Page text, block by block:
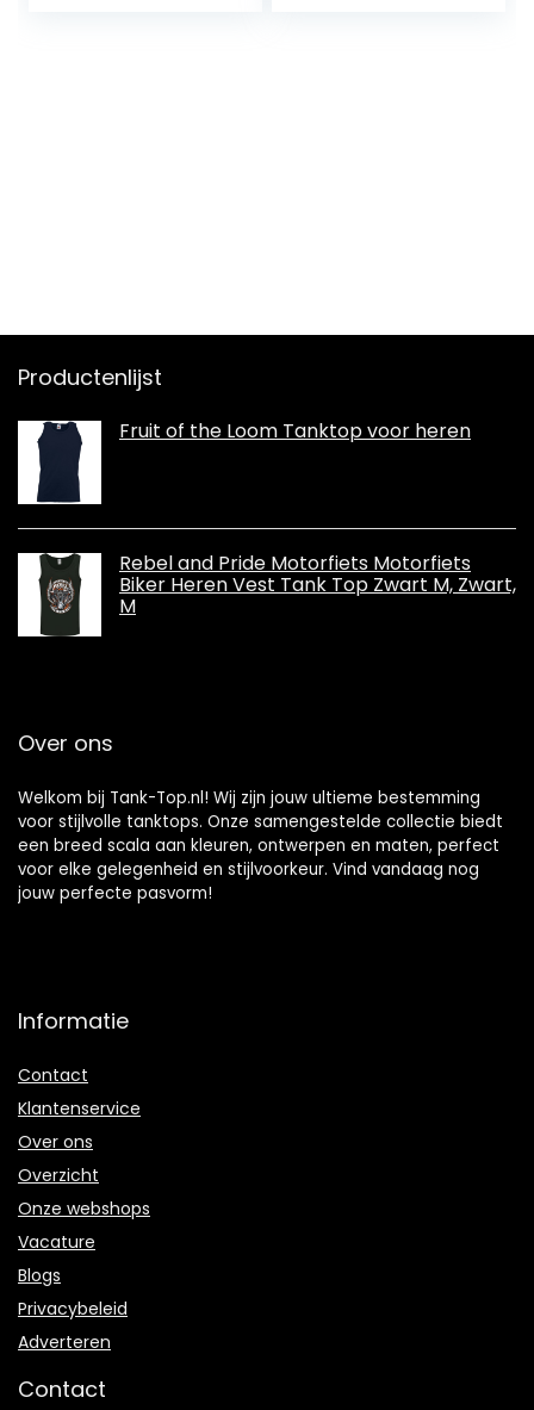
Productenlijst
Fruit of the Loom Tanktop voor heren
Rebel and Pride Motorfiets Motorfiets
Biker Heren Vest Tank Top Zwart M, Zwart,
M
Over ons
Welkom bij Tank-Top.nl! Wij zijn jouw ultieme bestemming
voor stijlvolle tanktops. Onze samengestelde collectie biedt
een breed scala aan kleuren, ontwerpen en maten, perfect
voor elke gelegenheid en stijlvoorkeur. Vind vandaag nog
jouw perfecte pasvorm!
Informatie
Contact
Klantenservice
Over ons
Overzicht
Onze webshops
Vacature
Blogs
Privacybeleid
Adverteren
Contact